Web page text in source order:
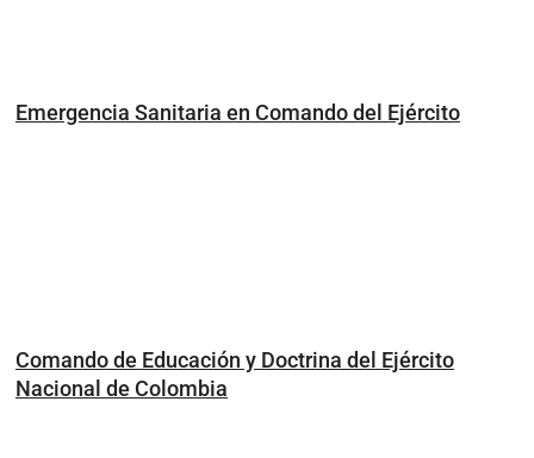
Emergencia Sanitaria en Comando del Ejército
Comando de Educación y Doctrina del Ejército
Nacional de Colombia